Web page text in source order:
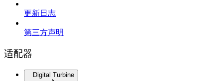
更新日志
第三方声明
适配器
Digital Turbine